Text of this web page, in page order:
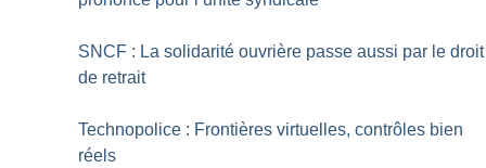
SNCF : La solidarité ouvrière passe aussi par le droit
de retrait
Technopolice : Frontières virtuelles, contrôles bien
réels